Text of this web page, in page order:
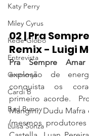
Katy Perry
Miley Cyrus
Rede Globo
Entrevista
Grammys
Cardi B
Bad Bunny
Luísa Sonza
02 | Pra
Remix - Luigi
Pra Sempre Amar
explosão de
conquista os
primeiro acorde.
Mangini, Dudu Mafra
(mesmos